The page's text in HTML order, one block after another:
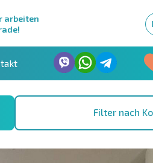
arbeiten
Filter nach